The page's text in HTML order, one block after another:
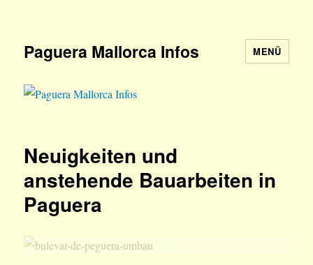
Paguera Mallorca Infos MENÜ
Neuigkeiten und
anstehende Bauarbeiten in
Paguera